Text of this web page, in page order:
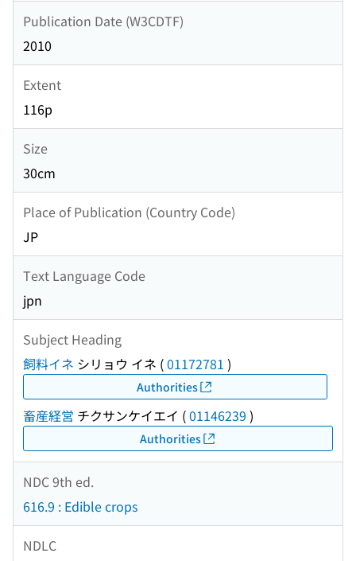
Publication Date (W3CDTF)
2010
Extent
116p
Size
30cm
Place of Publication (Country Code)
JP
Text Language Code
jpn
Subject Heading
飼料イネ シリョウ イネ (01172781 )
Authorities
畜産経営 チクサンケイエイ (01146239 )
Authorities
NDC 9th ed.
616.9 : Edible crops
NDLC